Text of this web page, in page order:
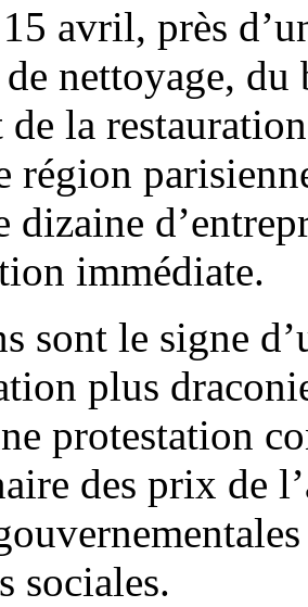
avril, près
nettoyage,
de la
région
dizaine
immédiate.
sont le signe
plus
protestation
des prix de
sociales.